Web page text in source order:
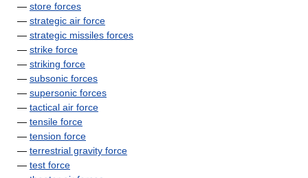
— store forces
— strategic air force
— strategic missiles forces
— strike force
— striking force
— subsonic forces
— supersonic forces
— tactical air force
— tensile force
— tension force
— terrestrial gravity force
— test force